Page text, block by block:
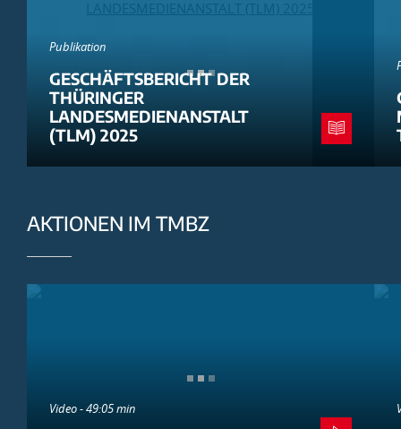
Publikation
GESCHÄFTSBERICHT DER
THÜRINGER
LANDESMEDIENANSTALT
(TLM) 2025
AKTIONEN IM TMBZ
Video - 49:05 min